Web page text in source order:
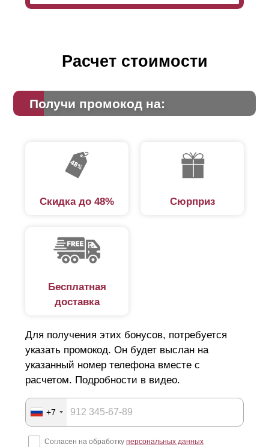
Расчет стоимости
Получи промокод на:
Скидка до 48% Сюрприз
Бесплатная
доставка
Для получения этих бонусов, потребуется
указать промокод. Он будет выслан на
указанный номер телефона вместе с
расчетом. Подробности в видео.
+7
Согласен на обработку персональных данных